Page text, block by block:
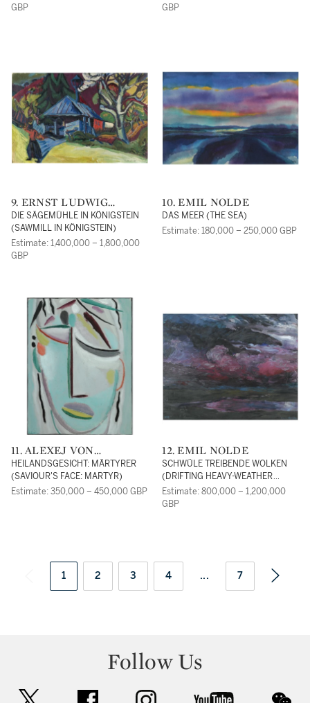
GBP
HAT)
GBP
9. ERNST LUDWIG
KIRCHNER
DIE SÄGEMÜHLE IN KÖNIGSTEIN
(SAWMILL IN KÖNIGSTEIN)
Estimate: 1,400,000 – 1,800,000
GBP
10. EMIL NOLDE
DAS MEER (THE SEA)
Estimate: 180,000 – 250,000 GBP
11. ALEXEJ VON
JAWLENSKY
HEILANDSGESICHT: MÄRTYRER
(SAVIOUR'S FACE: MARTYR)
Estimate: 350,000 – 450,000 GBP
12. EMIL NOLDE
SCHWÜLE TREIBENDE WOLKEN
(DRIFTING HEAVY-WEATHER
CLOUDS)
Estimate: 800,000 – 1,200,000
GBP
1 2 3 4 ... 7
Follow Us
facebook instagram youtube